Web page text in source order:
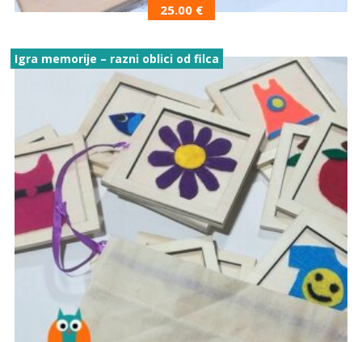
25.00 €
Igra memorije – razni oblici od filca